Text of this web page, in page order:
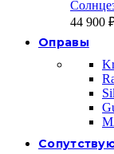
44 900
Оправы